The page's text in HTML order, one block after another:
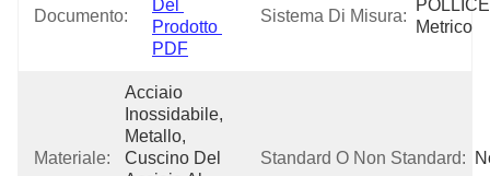
Documento:
Del
Prodotto
PDF
Sistema Di Misura:
Metrico
Materiale:
Acciaio
Inossidabile,
Metallo,
Cuscino Del
Standard O Non Standard: